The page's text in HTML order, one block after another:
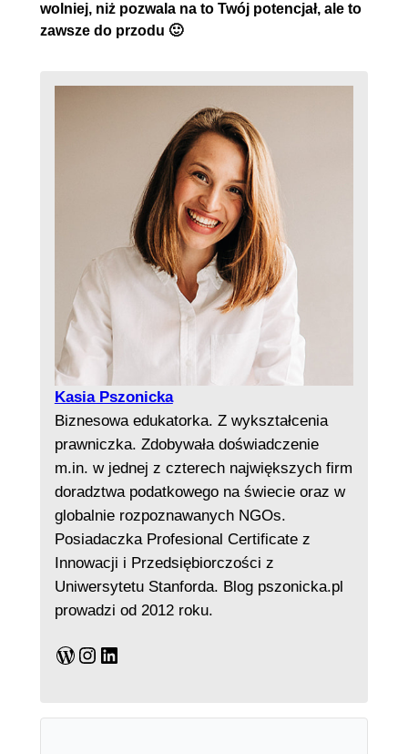
wolniej, niż pozwala na to Twój potencjał, ale to
zawsze do przodu 🙂
Kasia Pszonicka
Biznesowa edukatorka. Z wykształcenia
prawniczka. Zdobywała doświadczenie
m.in. w jednej z czterech największych firm
doradztwa podatkowego na świecie oraz w
globalnie rozpoznawanych NGOs.
Posiadaczka Profesional Certificate z
Innowacji i Przedsiębiorczości z
Uniwersytetu Stanforda. Blog pszonicka.pl
prowadzi od 2012 roku.
WordPress Instagram LinkedIn